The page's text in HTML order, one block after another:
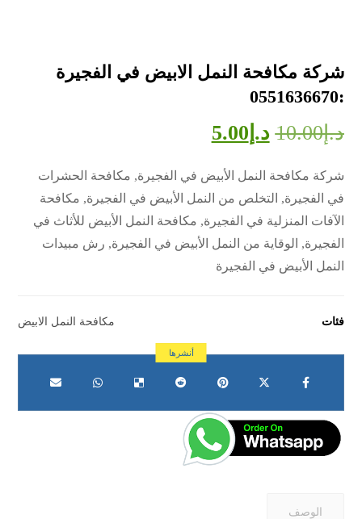
شركة مكافحة النمل الابيض في الفجيرة
:0551636670
د.إ10.00 د.إ 5.00
شركة مكافحة النمل الأبيض في الفجيرة, مكافحة الحشرات
في الفجيرة, التخلص من النمل الأبيض في الفجيرة, مكافحة
الآفات المنزلية في الفجيرة, مكافحة النمل الأبيض للأثاث في
الفجيرة, الوقاية من النمل الأبيض في الفجيرة, رش مبيدات
النمل الأبيض في الفجيرة
فئات مكافحة النمل الابيض
الوصف